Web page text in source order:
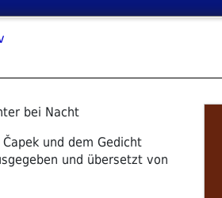
bei Nacht
und dem Gedicht
und übersetzt von